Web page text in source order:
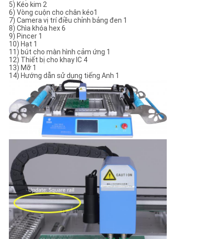
5) Kéo kim 2
6) Vòng cuộn cho chân kéo1
7) Camera vị trí điều chỉnh bảng đen 1
8) Chìa khóa hex 6
9) Pincer 1
10) Hạt 1
11) bút cho màn hình cảm ứng 1
12) Thiết bị cho khay IC 4
13) Mỡ 1
14) Hướng dẫn sử dụng tiếng Anh 1